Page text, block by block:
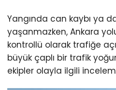
Yangında can kaybı ya
yaşanmazken, Ankara
kontrollü olarak trafiğe
büyük çaplı bir trafik
ekipler olayla ilgili